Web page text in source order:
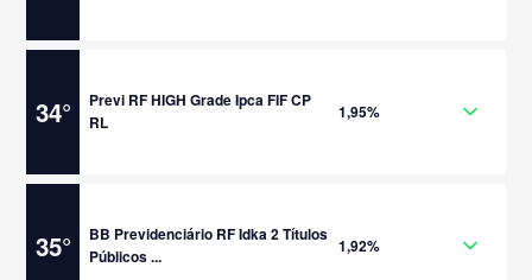
34°
Previ RF HIGH Grade Ipca FIF CP
RL
1,95%
35°
BB Previdenciário RF Idka 2 Títulos
Públicos ...
1,92%